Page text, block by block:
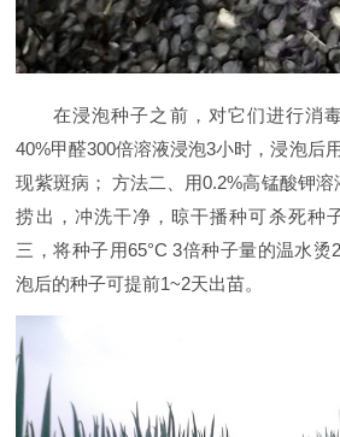
在浸泡种子之前，对它们进行消
40%甲醛300倍溶液浸泡3小时，浸泡后
现紫斑病； 方法二、用0.2%高锰酸钾溶
捞出，冲洗干净，晾干播种可杀死种
三，将种子用65°C 3倍种子量的温水
泡后的种子可提前1~2天出苗。